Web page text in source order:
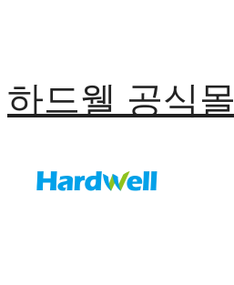
하드웰 공식몰